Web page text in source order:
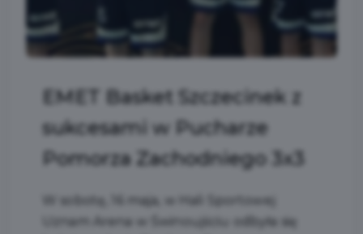
EMET Basket Szczecinek z
sukcesami w Pucharze
Pomorza Zachodniego 3x3
W sobotę, 16 maja, w Hali Sportowej
Uznam Arena w Świnoujściu odbyła się